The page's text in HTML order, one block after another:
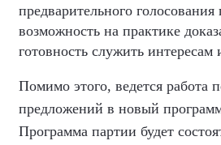
предварительного
возможность на практике
готовность служить интересам
Помимо этого, ведется работа
предложений в новый
Программа партии будет